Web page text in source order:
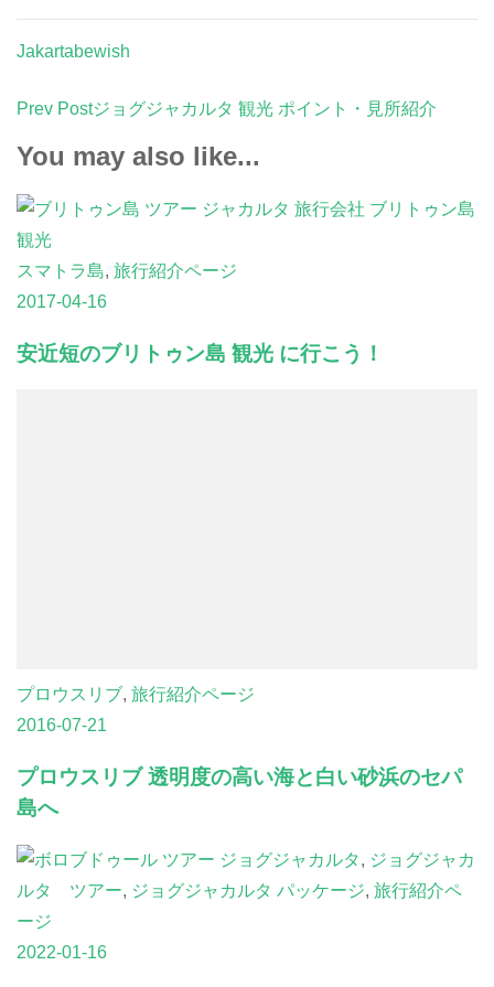
Jakartabewish
Post
Prev Postジョグジャカルタ 観光 ポイント・見所紹介
You may also like...
スマトラ島, 旅行紹介ページ
2017-04-16
安近短のブリトゥン島 観光 に行こう！
プロウスリブ, 旅行紹介ページ
2016-07-21
プロウスリブ 透明度の高い海と白い砂浜のセパ
島へ
ジョグジャカルタ, ジョグジャカ
ルタ ツアー, ジョグジャカルタ パッケージ, 旅行紹介ペ
ージ
2022-01-16